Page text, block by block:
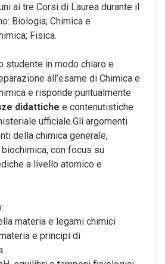
ai tre Corsi di Laurea durante il
Biologia; Chimica e
Fisica.
studente in modo chiaro e
all’esame di Chimica e
e risponde puntualmente
didattiche e contenutistiche
ufficiale.Gli argomenti
della chimica generale,
con focus su
a livello atomico e
materia e legami chimici
e principi di